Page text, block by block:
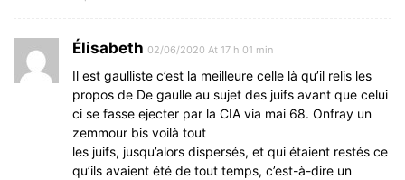
Élisabeth 02/06/2020 At 17 h 01 min
Il est gaulliste c’est la meilleure celle là qu’il relis les
propos de De gaulle au sujet des juifs avant que celui
ci se fasse ejecter par la CIA via mai 68. Onfray un
zemmour bis voilà tout
les juifs, jusqu’alors dispersés, et qui étaient restés ce
qu’ils avaient été de tout temps, c’est-à-dire un